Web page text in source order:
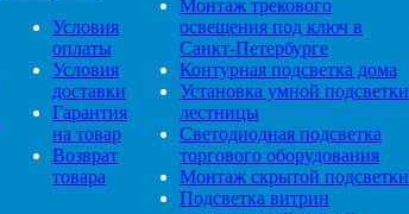
Условия
оплаты
Условия
доставки
Гарантия
на товар
Возврат
товара
Монтаж трекового
освещения под ключ в
Санкт-Петербурге
Контурная подсветка дома
Установка умной подсветки
лестницы
Светодиодная подсветка
торгового оборудования
Монтаж скрытой подсветки
Подсветка витрин